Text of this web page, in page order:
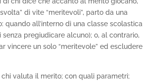
di vite “meritevoli”, parto da una
all’interno di una classe scolastica
pregiudicare alcuno); o, al contrario,
vincere un solo “meritevole” ed escludere
valuta il merito; con quali parametri;